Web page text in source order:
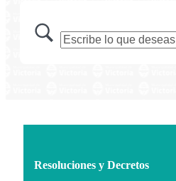
Resoluciones y Decretos